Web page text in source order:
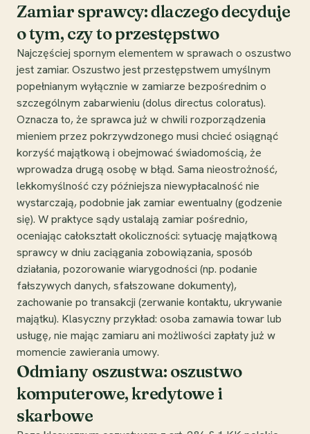
Zamiar sprawcy: dlaczego decyduje
o tym, czy to przestępstwo
Najczęściej spornym elementem w sprawach o oszustwo
jest zamiar. Oszustwo jest przestępstwem umyślnym
popełnianym wyłącznie w zamiarze bezpośrednim o
szczególnym zabarwieniu (dolus directus coloratus).
Oznacza to, że sprawca już w chwili rozporządzenia
mieniem przez pokrzywdzonego musi chcieć osiągnąć
korzyść majątkową i obejmować świadomością, że
wprowadza drugą osobę w błąd. Sama nieostrożność,
lekkomyślność czy późniejsza niewypłacalność nie
wystarczają, podobnie jak zamiar ewentualny (godzenie
się). W praktyce sądy ustalają zamiar pośrednio,
oceniając całokształt okoliczności: sytuację majątkową
sprawcy w dniu zaciągania zobowiązania, sposób
działania, pozorowanie wiarygodności (np. podanie
fałszywych danych, sfałszowane dokumenty),
zachowanie po transakcji (zerwanie kontaktu, ukrywanie
majątku). Klasyczny przykład: osoba zamawia towar lub
usługę, nie mając zamiaru ani możliwości zapłaty już w
momencie zawierania umowy.
Odmiany oszustwa: oszustwo
komputerowe, kredytowe i
skarbowe